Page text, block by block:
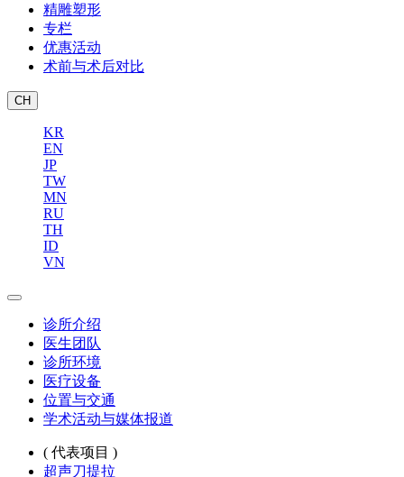
精雕塑形
专栏
优惠活动
术前与术后对比
CH
KR
EN
JP
TW
MN
RU
TH
ID
VN
诊所介绍
医生团队
诊所环境
医疗设备
位置与交通
学术活动与媒体报道
( 代表项目 )
超声刀提拉